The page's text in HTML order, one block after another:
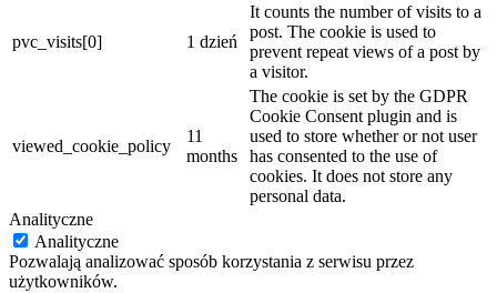
pvc_visits[0] 1 dzień
It counts the number of visits to a
post. The cookie is used to
prevent repeat views of a post by
a visitor.
viewed_cookie_policy
11
months
The cookie is set by the GDPR
Cookie Consent plugin and is
used to store whether or not user
has consented to the use of
cookies. It does not store any
personal data.
Analityczne
Analityczne
Pozwalają analizować sposób korzystania z serwisu przez
użytkowników.